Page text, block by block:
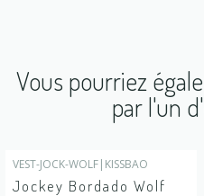
Vous pourriez
par l'un
VEST-JOCK-WOLF| KISSBAO
Jockey Bordado Wolf